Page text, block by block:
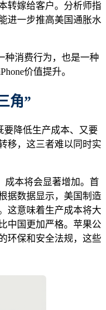
转嫁给客户。分析师指
进一步推高美国通胀水
种消费行为，也是一种
价值提升。
角”
要降低生产成本、又要
移，这三者难以同时实
成本将会显著增加。首
据数据显示，美国制造
这意味着生产成本将大
中国更加严格。苹果公
环保和安全法规，这些